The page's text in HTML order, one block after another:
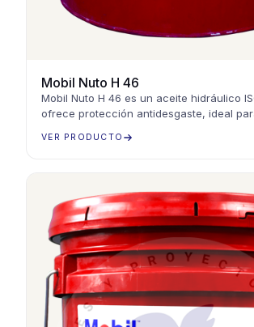
Mobil Nuto H 46
Mobil Nuto H 46 es un aceite hidráulico
ofrece protección antidesgaste, ideal
VER PRODUCTO